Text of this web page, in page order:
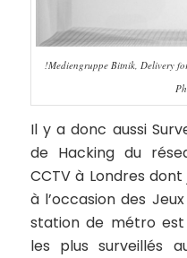
!Mediengruppe Bitnik, Delivery
Il y a donc aussi
de Hacking du
CCTV à Londres
à l’occasion des
station de métro est
les plus surveillés